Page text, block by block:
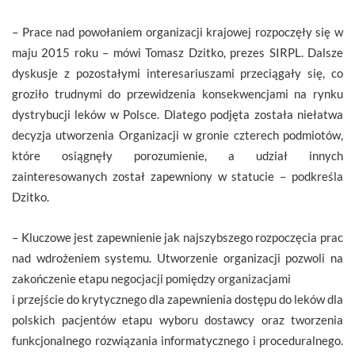
– Prace nad powołaniem organizacji krajowej rozpoczęły się w
maju 2015 roku – mówi Tomasz Dzitko, prezes SIRPL. Dalsze
dyskusje z pozostałymi interesariuszami przeciągały się, co
groziło trudnymi do przewidzenia konsekwencjami na rynku
dystrybucji leków w Polsce. Dlatego podjęta została niełatwa
decyzja utworzenia Organizacji w gronie czterech podmiotów,
które osiągnęły porozumienie, a udział innych
zainteresowanych został zapewniony w statucie – podkreśla
Dzitko.
– Kluczowe jest zapewnienie jak najszybszego rozpoczęcia prac
nad wdrożeniem systemu. Utworzenie organizacji pozwoli na
zakończenie etapu negocjacji pomiędzy organizacjami
i przejście do krytycznego dla zapewnienia dostępu do leków dla
polskich pacjentów etapu wyboru dostawcy oraz tworzenia
funkcjonalnego rozwiązania informatycznego i proceduralnego.